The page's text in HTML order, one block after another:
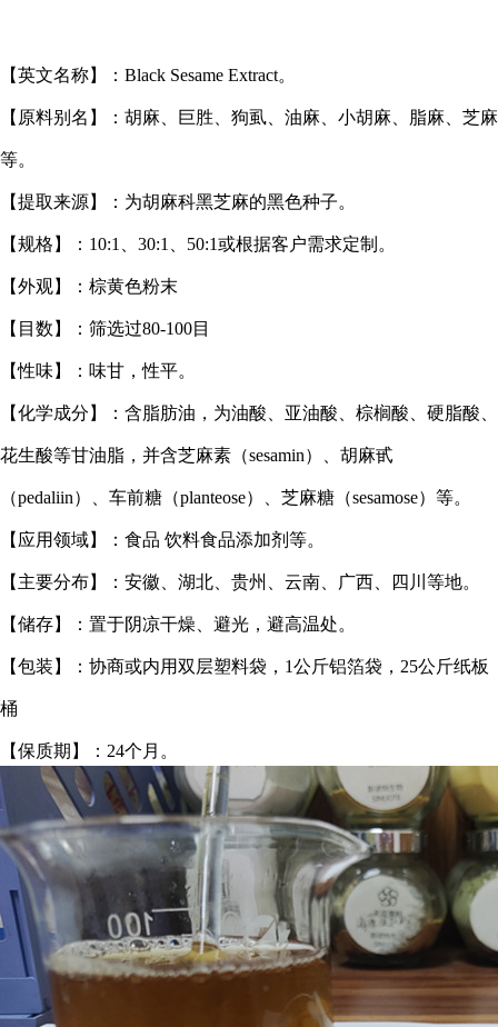
【英文名称】：Black Sesame Extract。
【原料别名】：胡麻、巨胜、狗虱、油麻、小胡麻、脂麻、芝麻
等。
【提取来源】：为胡麻科黑芝麻的黑色种子。
【规格】：10:1、30:1、50:1或根据客户需求定制。
【外观】：棕黄色粉末
【目数】：筛选过80-100目
【性味】：味甘，性平。
【化学成分】：含脂肪油，为油酸、亚油酸、棕榈酸、硬脂酸、
花生酸等甘油脂，并含芝麻素（sesamin）、胡麻甙
（pedaliin）、车前糖（planteose）、芝麻糖（sesamose）等。
【应用领域】：食品 饮料食品添加剂等。
【主要分布】：安徽、湖北、贵州、云南、广西、四川等地。
【储存】：置于阴凉干燥、避光，避高温处。
【包装】：协商或内用双层塑料袋，1公斤铝箔袋，25公斤纸板
桶
【保质期】：24个月。